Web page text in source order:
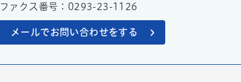
ファクス番号：0293-23-1126
メールでお問い合わせをする